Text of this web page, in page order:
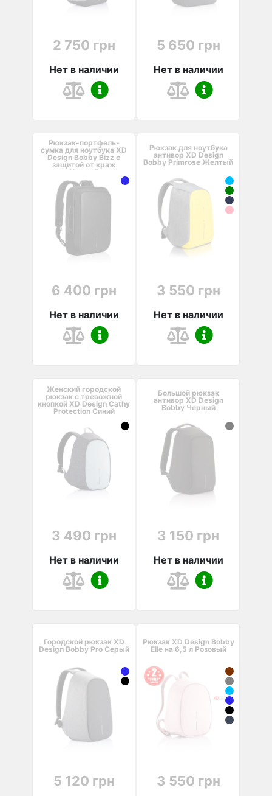
2 750 грн
Нет в наличии
5 650 грн
Нет в наличии
Рюкзак-портфель-
сумка для ноутбука XD
Design Bobby Bizz с
защитой от краж
Черный
6 400 грн
Нет в наличии
Рюкзак для ноутбука
антивор XD Design
Bobby Primrose Желтый
3 550 грн
Нет в наличии
Женский городской
рюкзак с тревожной
кнопкой XD Design Cathy
Protection Синий
3 490 грн
Нет в наличии
Большой рюкзак
антивор XD Design
Bobby Черный
3 150 грн
Нет в наличии
Городской рюкзак XD
Design Bobby Pro Серый
5 120 грн
Рюкзак XD Design Bobby
Elle на 6,5 л Розовый
3 550 грн